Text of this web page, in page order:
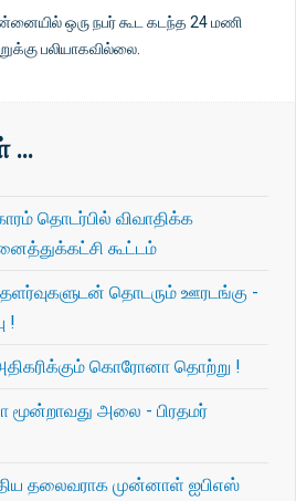
ஒரு நபர் கூட கடந்த 24 மணி
பலியாகவில்லை.
…
தொடர்பில் விவாதிக்க
கூட்டம்
தொடரும் ஊரடங்கு -
!
கொரோனா தொற்று !
அலை - பிரதமர்
தலைவராக முன்னாள் ஐபிஎஸ்